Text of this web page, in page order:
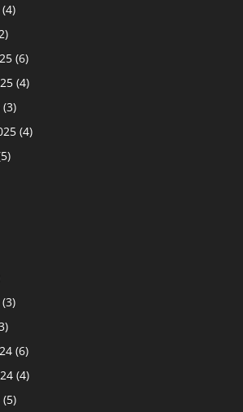
(6)
(4)
(3)
(4)
(6)
(4)
(5)